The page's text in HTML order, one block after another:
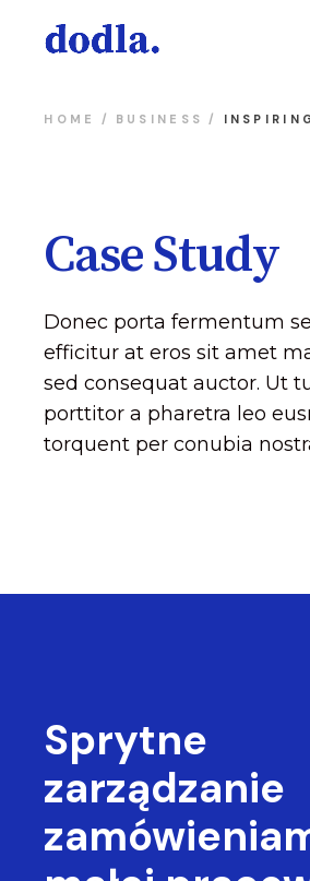
HOME BUSINESS
Case Study
Donec porta fermentum
efficitur at eros sit amet
sed consequat auctor. Ut
porttitor a pharetra leo
torquent per conubia
Sprytne
zarządzanie